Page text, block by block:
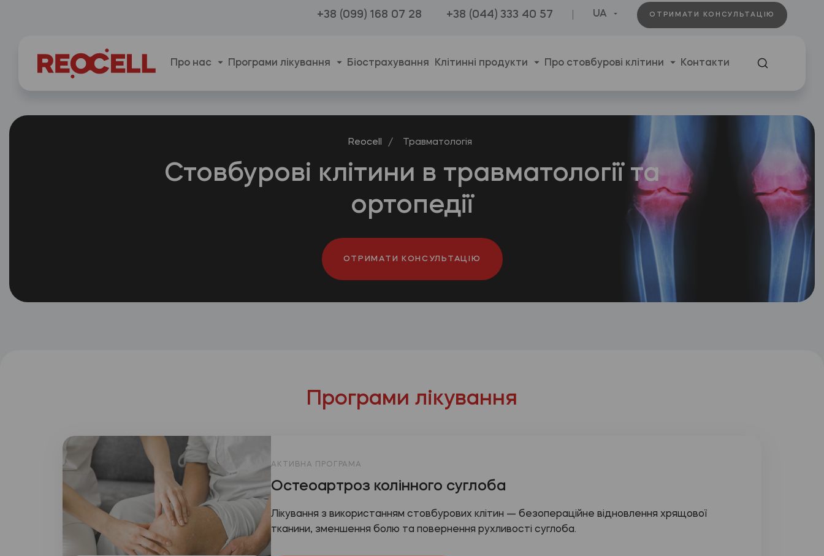
+38 (099) 168 07 28 +38 (044) 333 40 57 UA ОТРИМАТИ КОНСУЛЬТАЦІЮ
Про нас Програми лікування Біострахування Клітинні продукти Про стовбурові клітини Контакти
Reocell / Травматологія
Стовбурові клітини в травматології та
ортопедії
ОТРИМАТИ КОНСУЛЬТАЦІЮ
Програми лікування
АКТИВНА ПРОГРАМА
Остеоартроз колінного суглоба
Лікування з використанням стовбурових клітин — безопераційне відновлення хрящової
тканини, зменшення болю та повернення рухливості суглоба.